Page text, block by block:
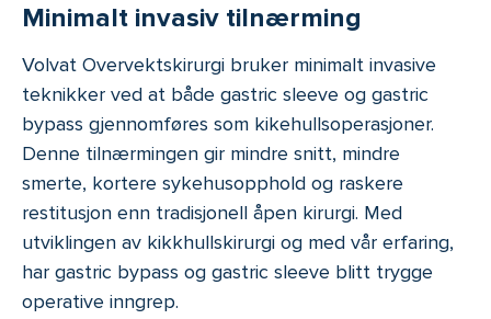
Minimalt invasiv tilnærming
Volvat Overvektskirurgi bruker minimalt invasive
teknikker ved at både gastric sleeve og gastric
bypass gjennomføres som kikehullsoperasjoner.
Denne tilnærmingen gir mindre snitt, mindre
smerte, kortere sykehusopphold og raskere
restitusjon enn tradisjonell åpen kirurgi. Med
utviklingen av kikkhullskirurgi og med vår erfaring,
har gastric bypass og gastric sleeve blitt trygge
operative inngrep.